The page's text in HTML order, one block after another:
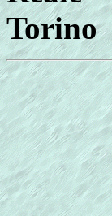
Torino